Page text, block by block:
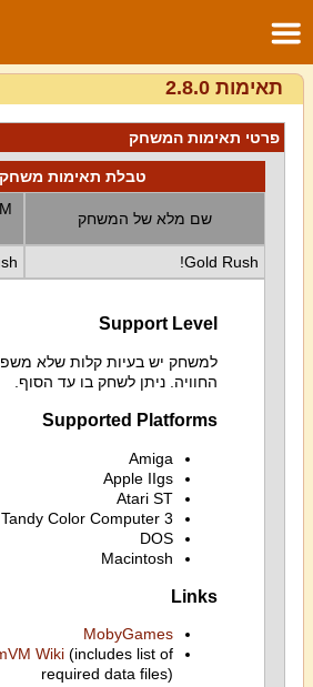
תאימות 2.8.0
פרטי תאימות המשחק
טבלת תאימות
שם מלא של המשחק
Gold Rush!
Support Level
למשחק יש בעיות קלות שלא
החוויה. ניתן לשחק בו עד הסוף.
Supported Platforms
Amiga
Apple IIgs
Atari ST
Tandy Color Computer 3
DOS
Macintosh
Links
MobyGames
Wiki(includes list of
required data files)